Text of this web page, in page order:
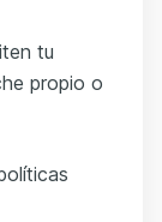
tu
propio o